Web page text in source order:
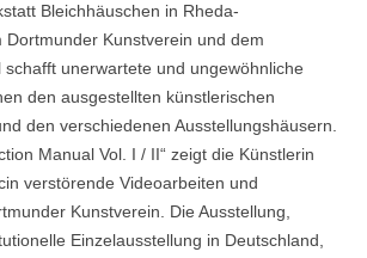
Bleichhäuschen in Rheda-
Dortmunder Kunstverein und dem
unerwartete und ungewöhnliche
den ausgestellten künstlerischen
den verschiedenen Ausstellungshäusern.
Manual Vol. I / II“ zeigt die Künstlerin
verstörende Videoarbeiten und
Kunstverein. Die Ausstellung,
Einzelausstellung in Deutschland,